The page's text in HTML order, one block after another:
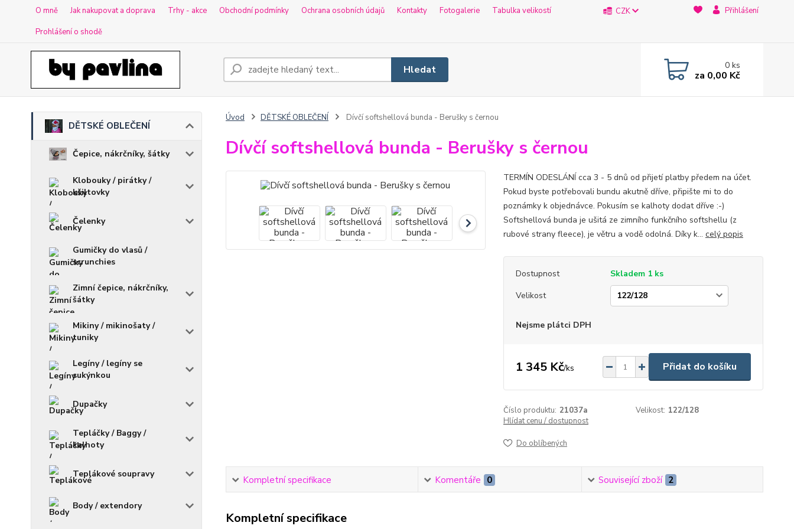
O mně Jak nakupovat a doprava Trhy - akce Obchodní podmínky Ochrana osobních údajů Kontakty Fotogalerie
Tabulka velikostí
Prohlášení o shodě
CZK Přihlášení
Hledat 0ks
za 0,00 Kč
DĚTSKÉ OBLEČENÍ
Čepice, nákrčníky, šátky
Klobouky / pirátky /
kšiltovky
Čelenky
Gumičky do vlasů /
scrunchies
Zimní čepice, nákrčníky,
šátky
Mikiny / mikinošaty /
tuniky
Legíny / legíny se
sukýnkou
Dupačky
Tepláčky / Baggy /
kalhoty
Teplákové soupravy
Body / extendory
Úvod DĚTSKÉ OBLEČENÍ Dívčí softshellová bunda - Berušky s černou
Dívčí softshellová bunda - Berušky s černou
TERMÍN ODESLÁNÍ cca 3 - 5 dnů od přijetí platby předem na účet.
Pokud byste potřebovali bundu akutně dříve, připište mi to do
poznámky k objednávce. Pokusím se kalhoty dodat dříve :-)
Softshellová bunda je ušitá ze zimního funkčního softshellu (z
rubové strany fleece), je větru a vodě odolná. Díky k... celý popis
Dostupnost
Skladem 1 ks
Velikost
Nejsme plátci DPH
1 345 Kč/ks Přidat do košíku
Číslo produktu: 21037a Velikost: 122/128
Hlídat cenu / dostupnost
Do oblíbených
Kompletní specifikace Komentáře 0 Související zboží 2
Kompletní specifikace